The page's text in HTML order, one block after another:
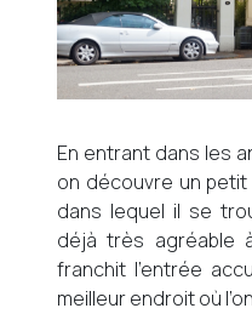
En entrant dans les
on découvre un
dans lequel il se
déjà très agréable
franchit l’entrée
meilleur endroit où